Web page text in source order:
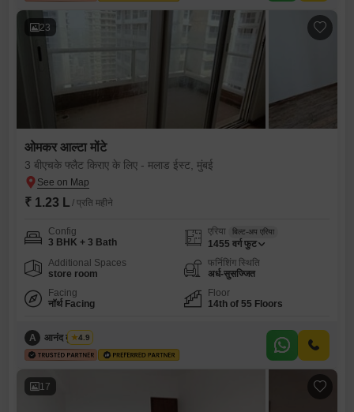
23
ओमकर आल्टा मोंटे
3 बीएचके फ्लैट किराए के लिए - मलाड ईस्ट, मुंबई
₹ 1.23 L / प्रति महीने
Config
3 BHK + 3 Bath
एरिया बिल्ट-अप एरिया
1455 वर्ग फुट
Additional Spaces
store room
फर्निशिंग स्थिति
अर्ध-सुसज्जित
Facing
नॉर्थ Facing
Floor
14th of 55 Floors
A आनंद कुशवाहा
4.9
17